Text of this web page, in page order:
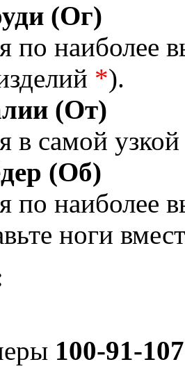
(Ог)
по наиболее
*).
(От)
в самой
(Об)
по наиболее
ноги
100-91-107